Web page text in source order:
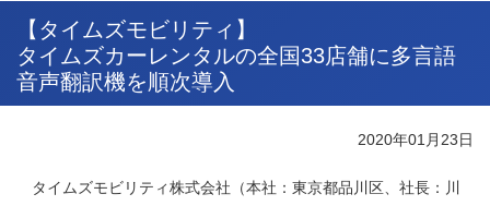
【タイムズモビリティ】
タイムズカーレンタルの全国33店舗に多言語
音声翻訳機を順次導入
2020年01月23日
タイムズモビリティ株式会社（本社：東京都品川区、社長：川